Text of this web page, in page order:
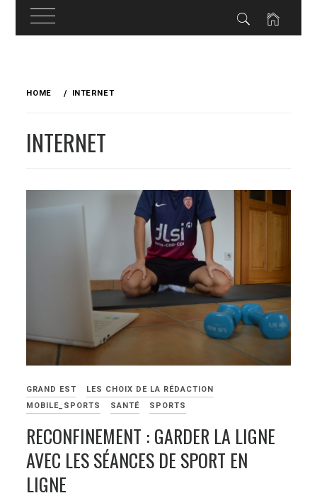
HOME INTERNET
INTERNET
GRAND EST
LES CHOIX DE LA RÉDACTION
MOBILE_SPORTS
SANTÉ SPORTS
RECONFINEMENT : GARDER LA LIGNE
AVEC LES SÉANCES DE SPORT EN
LIGNE